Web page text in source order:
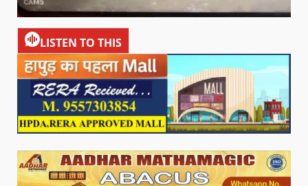
LISTEN TO THIS